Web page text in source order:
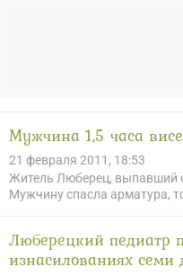
Мужчина 1,5 часа
21 февраля 2011, 18:53
Житель Люберец, выпавший
Мужчину спасла арматура,
Люберецкий педиатр
изнасилованиях семи